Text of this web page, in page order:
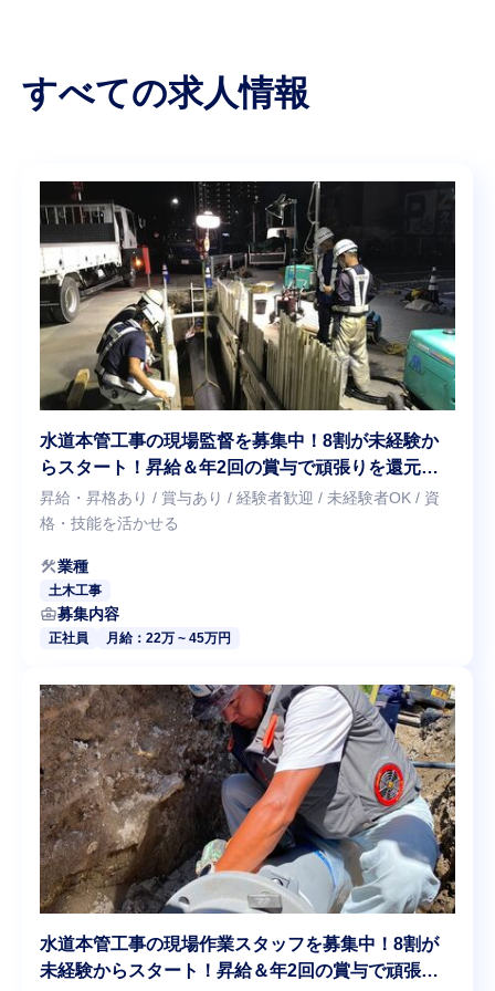
すべての求人情報
水道本管工事の現場監督を募集中！8割が未経験か
らスタート！昇給＆年2回の賞与で頑張りを還元！
実働7時間＆残業少なめ！
昇給・昇格あり / 賞与あり / 経験者歓迎 / 未経験者OK / 資
格・技能を活かせる
construction業種
土木工事
business_center募集内容
正社員 月給：22万 ~ 45万円
水道本管工事の現場作業スタッフを募集中！8割が
未経験からスタート！昇給＆年2回の賞与で頑張り